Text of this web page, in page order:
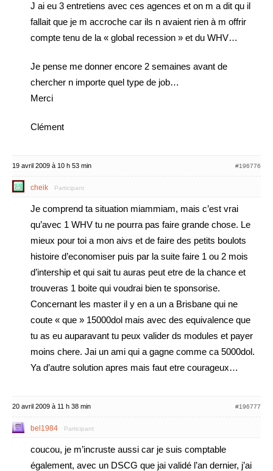
J ai eu 3 entretiens avec ces agences et on m a dit qu il
fallait que je m accroche car ils n avaient rien à m offrir
compte tenu de la « global recession » et du WHV…
Je pense me donner encore 2 semaines avant de
chercher n importe quel type de job…
Merci
Clément
19 avril 2009 à 10 h 53 min #196776
cheik Participant
Je comprend ta situation miammiam, mais c’est vrai
qu’avec 1 WHV tu ne pourra pas faire grande chose. Le
mieux pour toi a mon aivs et de faire des petits boulots
histoire d’economiser puis par la suite faire 1 ou 2 mois
d’intership et qui sait tu auras peut etre de la chance et
trouveras 1 boite qui voudrai bien te sponsorise.
Concernant les master il y en a un a Brisbane qui ne
coute « que » 15000dol mais avec des equivalence que
tu as eu auparavant tu peux valider ds modules et payer
moins chere. Jai un ami qui a gagne comme ca 5000dol.
Ya d’autre solution apres mais faut etre courageux…
20 avril 2009 à 11 h 38 min #196777
bel1984 Participant
coucou, je m’incruste aussi car je suis comptable
également, avec un DSCG que jai validé l’an dernier, j’ai